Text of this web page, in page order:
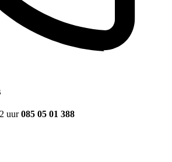
uur085 05 01 388